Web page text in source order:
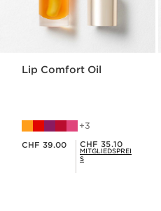
Lip Comfort Oil
3
CHF 39.00 Mitgliederpreis CHF 35.10
CHF 35.10
MITGLIEDSPREI
S